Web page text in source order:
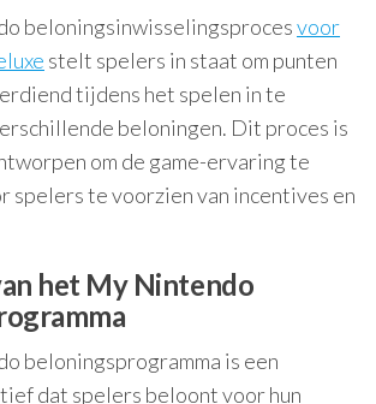
beloningsinwisselingsprocesvoor
stelt spelers in staat om punten
tijdens het spelen in te
beloningen. Dit proces is
om de game-ervaring te
spelers te voorzien van incentives en
het My Nintendo
beloningsprogramma is een
dat spelers beloont voor hun